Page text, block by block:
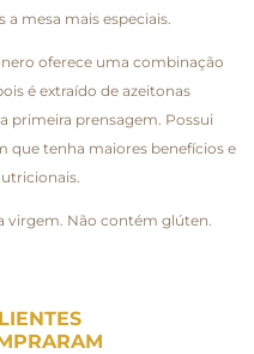
mesa mais especiais.
oferece uma combinação
é extraído de azeitonas
primeira prensagem. Possui
que tenha maiores benefícios e
virgem. Não contém glúten.